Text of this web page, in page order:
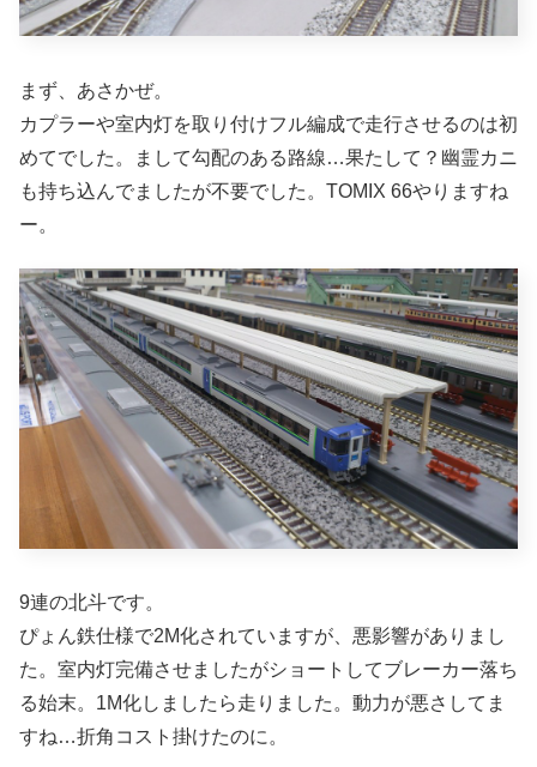
まず、あさかぜ。
カプラーや室内灯を取り付けフル編成で走行させるのは初
めてでした。まして勾配のある路線…果たして？幽霊カニ
も持ち込んでましたが不要でした。TOMIX 66やりますね
ー。
9連の北斗です。
ぴょん鉄仕様で2M化されていますが、悪影響がありまし
た。室内灯完備させましたがショートしてブレーカー落ち
る始末。1M化しましたら走りました。動力が悪さしてま
すね…折角コスト掛けたのに。